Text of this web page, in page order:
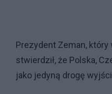
Prezydent Zeman,
stwierdził, że Polska,
jako jedyną drogę